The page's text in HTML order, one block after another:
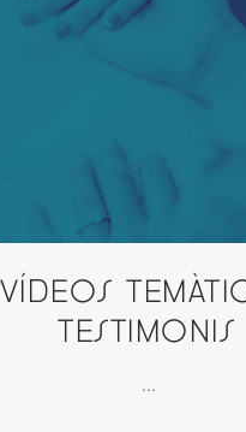
VÍDEOS
TESTIMONIS
...